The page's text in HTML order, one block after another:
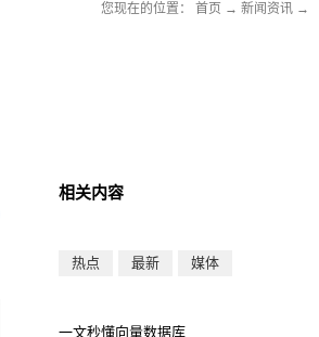
您现在的位置： 首页 → 新闻资讯 →
相关内容
热点 最新 媒体
一文秒懂向量数据库